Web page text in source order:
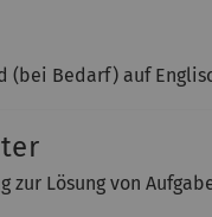
(bei Bedarf) auf
zur Lösung von